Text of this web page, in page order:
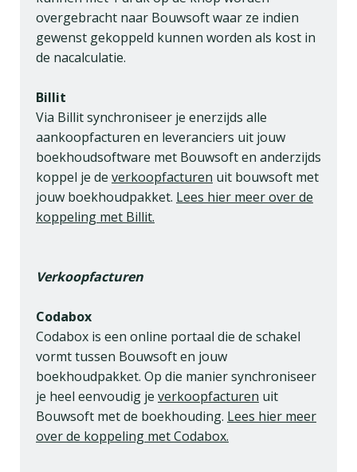
overgebracht naar Bouwsoft waar ze indien
gewenst gekoppeld kunnen worden als kost in
de nacalculatie.
Billit
Via Billit synchroniseer je enerzijds alle
aankoopfacturen en leveranciers uit jouw
boekhoudsoftware met Bouwsoft en anderzijds
koppel je de verkoopfacturen uit bouwsoft met
jouw boekhoudpakket. Lees hier meer over de
koppeling met Billit.
Verkoopfacturen
Codabox
Codabox is een online portaal die de schakel
vormt tussen Bouwsoft en jouw
boekhoudpakket. Op die manier synchroniseer
je heel eenvoudig je verkoopfacturen uit
Bouwsoft met de boekhouding. Lees hier meer
over de koppeling met Codabox.